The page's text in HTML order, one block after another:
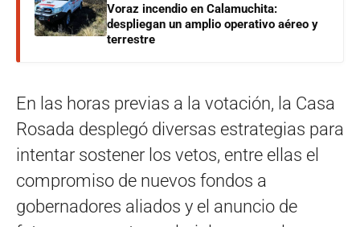
Voraz incendio en Calamuchita:
despliegan un amplio operativo aéreo y
terrestre
En las horas previas a la votación, la Casa
Rosada desplegó diversas estrategias para
intentar sostener los vetos, entre ellas el
compromiso de nuevos fondos a
gobernadores aliados y el anuncio de